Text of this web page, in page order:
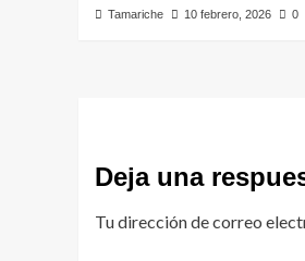
Tamariche 10 febrero, 2026 0
Deja una
Tu dirección de correo